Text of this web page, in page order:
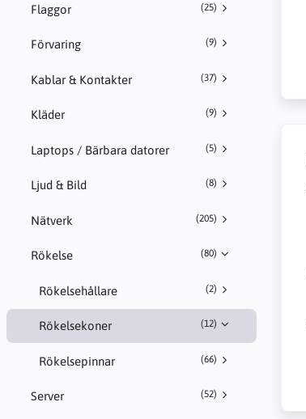
Flaggor (25)
Förvaring (9)
Kablar & Kontakter (37)
Kläder (9)
Laptops / Bärbara datorer (5)
Ljud & Bild (8)
Nätverk (205)
Rökelse (80)
Rökelsehållare (2)
Rökelsekoner (12)
Rökelsepinnar (66)
Server (52)